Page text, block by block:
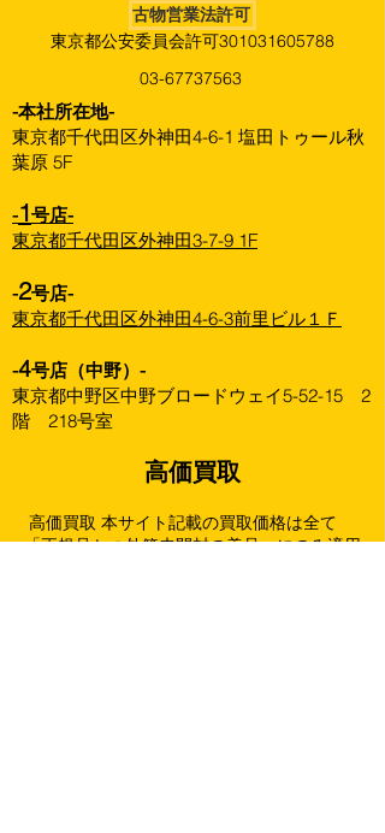
古物営業法許可
東京都公安委員会許可301031605788
03-67737563
​-本社所在地-
東京都千代田区外神田4-6-1 塩田トゥール秋
葉原 5F
-1号店-
東京都千代田区外神田3-7-9 1F
-2号店-
東京都千代田区外神田4-6-3前里ビル１Ｆ
-4号店（中野）-
東京都中野区中野ブロードウェイ5-52-15 2
階 218号室
高価買取
高価買取 本サイト記載の買取価格は全て
「正規品かつ外箱未開封の美品」にのみ適用